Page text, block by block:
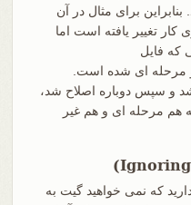
برای مثال در آن
کار تغییر یافته است اما
که فایل
و مرحله ای شده است.
و سپس دوباره اصلاح شد،
هم مرحله ای و هم غیر
که نمی خواهید گیت به